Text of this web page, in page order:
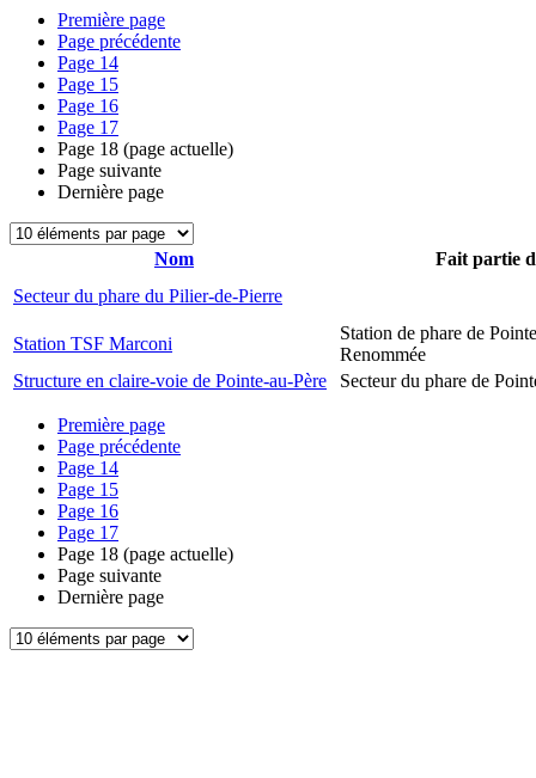
Première page
Page précédente
Page 14
Page 15
Page 16
Page 17
Page 18 (page actuelle)
Page suivante
Dernière page
Nom
Fait partie
Secteur du phare du Pilier-de-Pierre
Station TSF Marconi
Station de phare de
Renommée
Structure en claire-voie de Pointe-au-Père
Secteur du phare de
Première page
Page précédente
Page 14
Page 15
Page 16
Page 17
Page 18 (page actuelle)
Page suivante
Dernière page